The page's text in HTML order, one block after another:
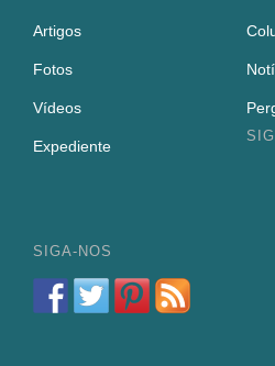
Artigos
Fotos
Vídeos
Expediente
SIGA-NOS